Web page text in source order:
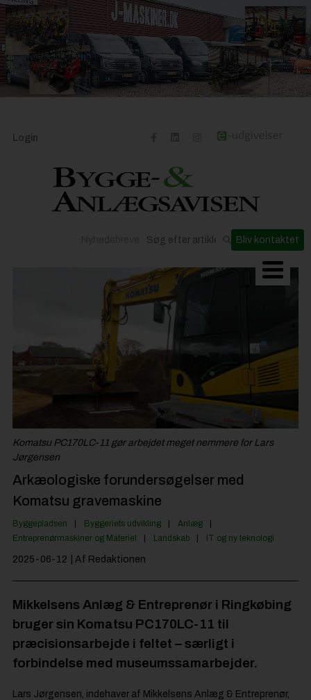
Login
Bliv kontaktet
Byggeriets udvikling
Materialer og løsninger
Anlæg
Til Håndværkeren
Partnere
Komatsu PC170LC-11 gør arbejdet meget nemmere for Lars
Jørgensen
Arkæologiske forundersøgelser med
Komatsu gravemaskine
Byggepladsen Byggeriets udvikling
Anlæg
Entreprenørmaskiner og Materiel
Landskab IT og ny teknologi
2025-06-12 | Af Redaktionen
Mikkelsens Anlæg & Entreprenør i Ringkøbing
bruger sin Komatsu PC170LC-11 til
præcisionsarbejde i feltet – særligt i
forbindelse med museumssamarbejder.
Lars Jørgensen, indehaver af Mikkelsens Anlæg & Entreprenør,